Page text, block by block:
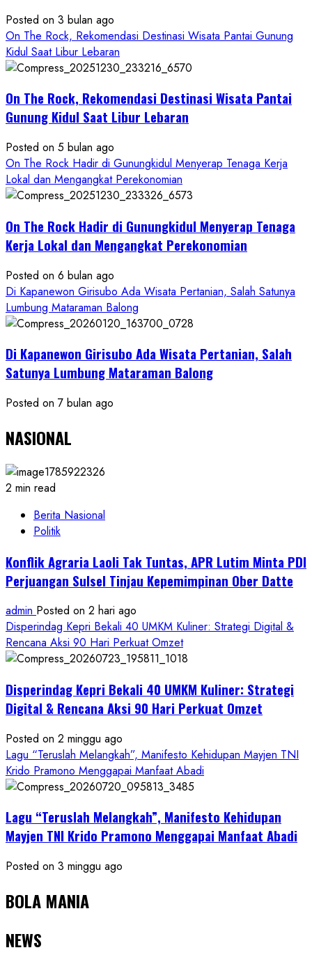
Baru,
Padukan
Keindahan
Alam
Wisata
Kekinian
Posted on 3 bulan ago
On The Rock, Rekomendasi Destinasi Wisata Pantai Gunung
Kidul Saat Libur Lebaran
On The Rock, Rekomendasi Destinasi Wisata Pantai
Gunung Kidul Saat Libur Lebaran
Posted on 5 bulan ago
On The Rock Hadir di Gunungkidul Menyerap Tenaga Kerja
Lokal dan Mengangkat Perekonomian
On The Rock Hadir di Gunungkidul Menyerap Tenaga
Kerja Lokal dan Mengangkat Perekonomian
Posted on 6 bulan ago
Di Kapanewon Girisubo Ada Wisata Pertanian, Salah Satunya
Lumbung Mataraman Balong
Di Kapanewon Girisubo Ada Wisata Pertanian, Salah
Satunya Lumbung Mataraman Balong
Posted on 7 bulan ago
NASIONAL
2 min read
Berita Nasional
Politik
Konflik Agraria Laoli Tak Tuntas, APR Lutim Minta PDI
Perjuangan Sulsel Tinjau Kepemimpinan Ober Datte
admin Posted on 2 hari ago
Disperindag Kepri Bekali 40 UMKM Kuliner: Strategi Digital &
Rencana Aksi 90 Hari Perkuat Omzet
Disperindag Kepri Bekali 40 UMKM Kuliner: Strategi
Digital & Rencana Aksi 90 Hari Perkuat Omzet
Posted on 2 minggu ago
Lagu “Teruslah Melangkah”, Manifesto Kehidupan Mayjen TNI
Krido Pramono Menggapai Manfaat Abadi
Lagu “Teruslah Melangkah”, Manifesto Kehidupan
Mayjen TNI Krido Pramono Menggapai Manfaat Abadi
Posted on 3 minggu ago
BOLA MANIA
NEWS